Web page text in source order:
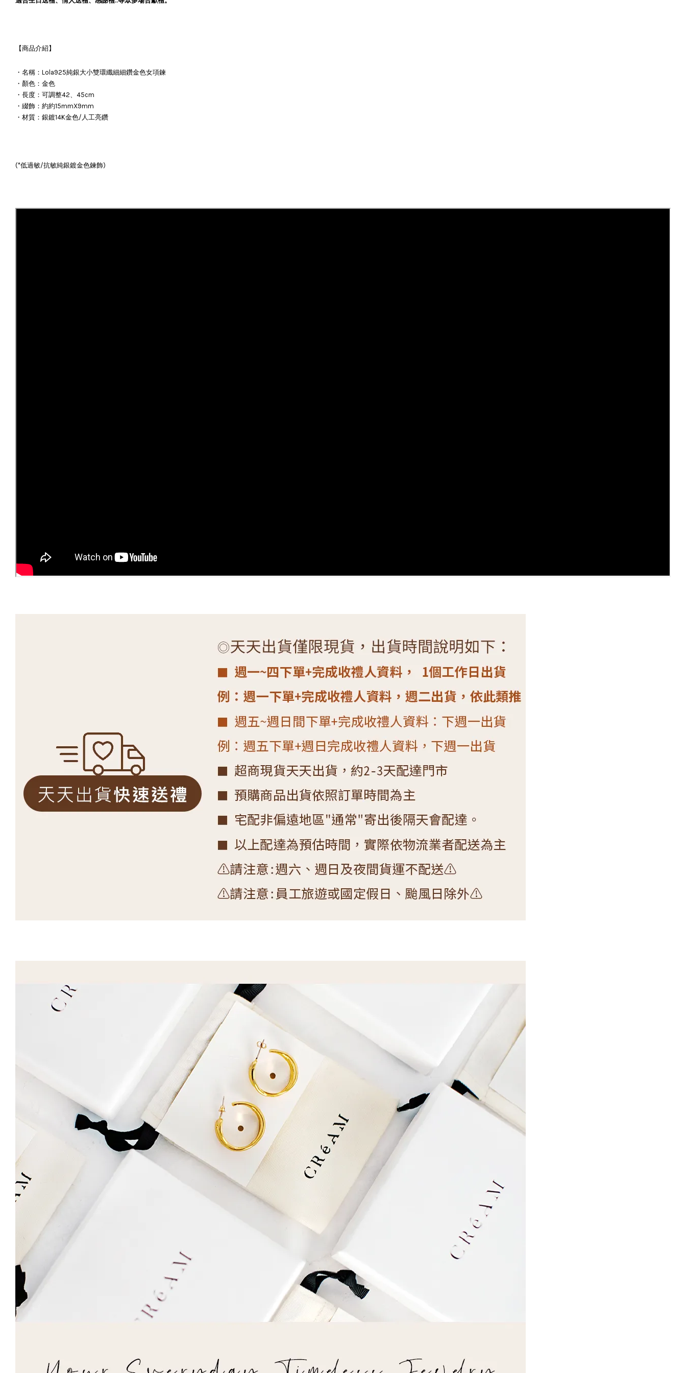
【商品介紹】
・名稱：Lola925純銀大小雙環纖細細鑽金色女項鍊
・顏色：金色
・長度：可調整42、45cm
・綴飾：約約15mmX9mm
・材質：銀鍍14K金色/人工亮鑽
(*低過敏/抗敏純銀鍍金色鍊飾)